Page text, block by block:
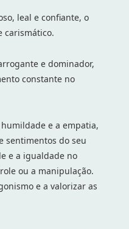
leal e confiante, o
carismático.
e dominador,
constante no
e a empatia,
sentimentos do seu
e a igualdade no
ou a manipulação.
e a valorizar as